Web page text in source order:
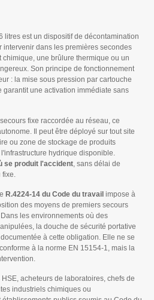
litres est un dispositif de décontamination
dans les premières secondes
une brûlure thermique ou un
Son principe de fonctionnement
: la mise sous pression par cartouche
garantit une activation immédiate sans
fixe raccordée au réseau, ce
Il peut être déployé sur tout site
ou zone de stockage de produits
hydrique disponible.
se produit l'accident, sans délai de
fixe.
R.4224-14 du Code du travail impose à
des moyens de premiers secours
les environnements où des
la douche de sécurité portative
à cette obligation. Elle ne se
à la norme EN 15154-1, mais la
acheteurs de laboratoires, chefs de
industriels chimiques ou